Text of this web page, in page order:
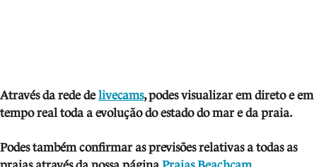
Através da rede delivecams, podes visualizar em direto e em
tempo real toda a evolução do estado do mar e da praia.
Podes também confirmar as previsões relativas a todas as